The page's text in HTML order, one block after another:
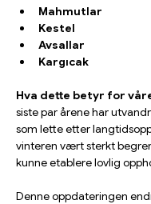
Mahmutlar
Kestel
Avsallar
Kargıcak
Hva dette betyr for
siste par årene har
som lette etter
vinteren vært sterkt
kunne etablere lovlig
Denne oppdateringen